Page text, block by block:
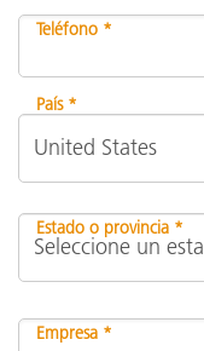
Teléfono *
País *
Estado o provincia *
Empresa *